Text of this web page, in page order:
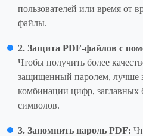
пользователей или время от
файлы.
2. Защита PDF-файлов с
Чтобы получить более
защищенный паролем, лучше
комбинации цифр, заглавных
символов.
3. Запомнить пароль PDF: